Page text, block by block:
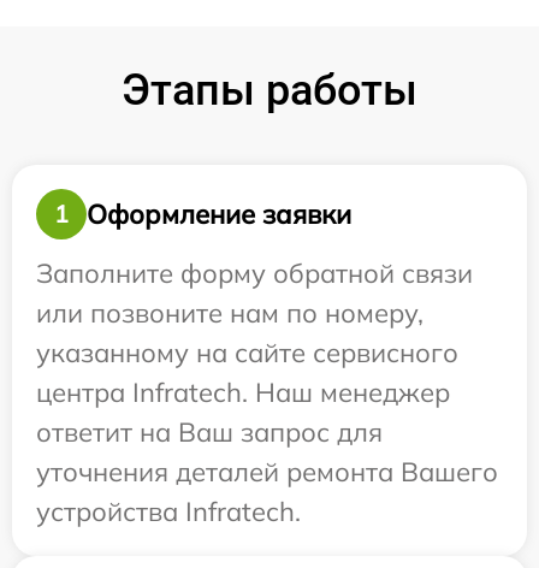
Этапы работы
1
Оформление заявки
Заполните форму обратной связи
или позвоните нам по номеру,
указанному на сайте сервисного
центра Infratech. Наш менеджер
ответит на Ваш запрос для
уточнения деталей ремонта Вашего
устройства Infratech.